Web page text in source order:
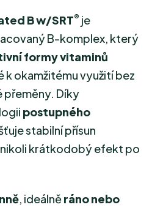
B w/SRT® je
B-komplex, který
formy vitaminů
k okamžitému využití bez
Díky
postupného
stabilní přísun
krátkodobý efekt po
, ideálněráno nebo